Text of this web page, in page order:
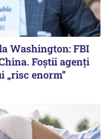
Washington: FBI
Foștii agenți
„risc enorm”